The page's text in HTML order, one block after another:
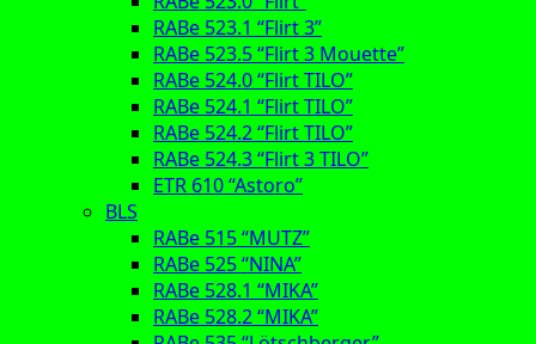
RABe 523.1 “Flirt 3”
RABe 523.5 “Flirt 3 Mouette”
RABe 524.0 “Flirt TILO”
RABe 524.1 “Flirt TILO”
RABe 524.2 “Flirt TILO”
RABe 524.3 “Flirt 3 TILO”
ETR 610 “Astoro”
BLS
RABe 515 “MUTZ”
RABe 525 “NINA”
RABe 528.1 “MIKA”
RABe 528.2 “MIKA”